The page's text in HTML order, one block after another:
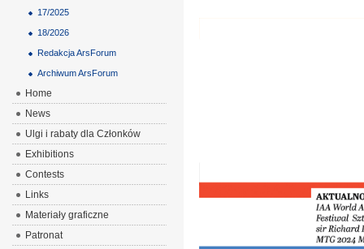
17/2025
18/2026
Redakcja ArsForum
Archiwum ArsForum
Home
News
Ulgi i rabaty dla Członków
Exhibitions
Contests
Links
Materiały graficzne
Patronat